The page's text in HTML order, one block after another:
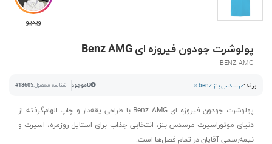
ویدیو
پولوشرت جودون فیروزه ای Benz AMG
BENZ AMG
برند : مرسدس بنز mercedes benz ناموجود شناسه محصول:#18605
پولوشرت جودون فیروزه ای Benz AMG با طراحی یقه‌دار و چاپ الهام‌گرفته از
دنیای موتوراسپرت مرسدس بنز، انتخابی جذاب برای استایل روزمره، اسپرت و
نیمه‌رسمی آقایان در تمام فصل‌ها است.